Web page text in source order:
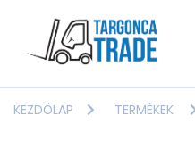
KEZDŐLAP TERMÉKEK